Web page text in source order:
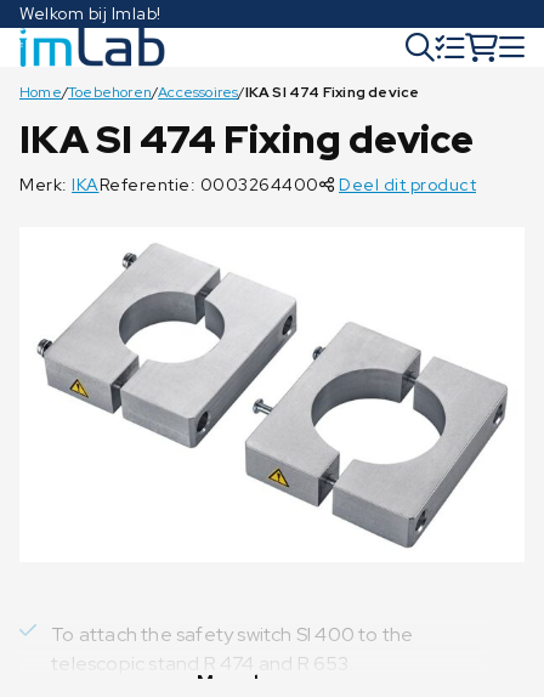
Welkom bij Imlab!
Home/Toebehoren/Accessoires/IKA SI 474 Fixing device
IKA SI 474 Fixing device
Merk: IKAReferentie: 0003264400 Deel dit product
To attach the safety switch SI 400 to the
telescopic stand R 474 and R 653.
Meer lezen